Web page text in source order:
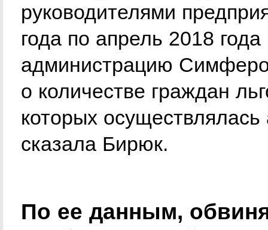
руководителями
года по апрель 2018
администрацию
о количестве граждан
которых
сказала Бирюк.
По ее данным,